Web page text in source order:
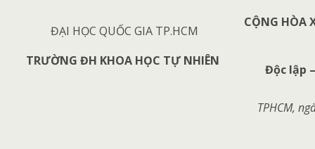
ĐẠI HỌC QUỐC GIA TP.HCM
TRƯỜNG ĐH KHOA HỌC TỰ NHIÊN
CỘNG HÒA
Độc lập
TPHCM,